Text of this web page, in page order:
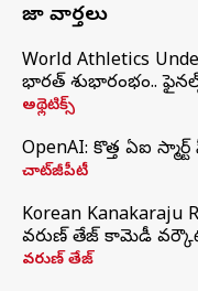
తాజా వార్తలు
World Athletics
భారత్‌ శుభారంభం..
అథ్లెటిక్స్
OpenAI: కొత్త ఏఐ
చాట్‌జీపీటీ
Korean Kanakaraju
వరుణ్ తేజ్ కామెడీ
వరుణ్ తేజ్